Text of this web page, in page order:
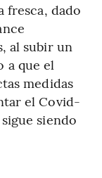
fresca, dado
al subir un
a que el
medidas
el Covid-
siendo